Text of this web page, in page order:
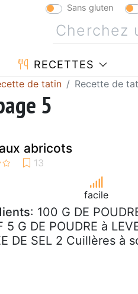
Sans gluten
RECETTES
de tatin Recette de
5
abricots
facile
: 100 G DE
5 G DE POUDRE à
DE SEL 2 Cuillères à